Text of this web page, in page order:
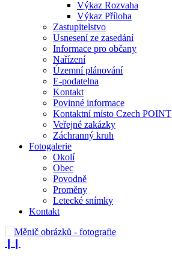
Výkaz Rozvaha
Výkaz Příloha
Zastupitelstvo
Usnesení ze zasedání
Informace pro občany
Nařízení
Územní plánování
E-podatelna
Kontakt
Povinné informace
Kontaktní místo Czech POINT
Veřejné zakázky
Záchranný kruh
Fotogalerie
Okolí
Obec
Povodně
Proměny
Letecké snímky
Kontakt